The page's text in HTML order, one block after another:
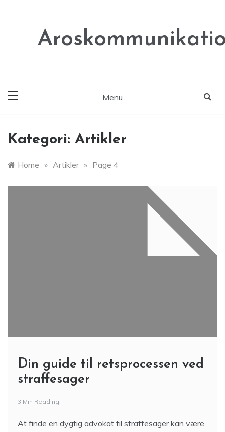
Menu
Kategori: Artikler
Home » Artikler » Page 4
Din guide til retsprocessen ved
straffesager
3 Min Reading
At finde en dygtig advokat til straffesager kan være